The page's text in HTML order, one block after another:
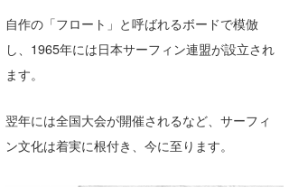
自作の「フロート」と呼ばれるボードで模倣
し、1965年には日本サーフィン連盟が設立され
ます。
翌年には全国大会が開催されるなど、サーフィ
ン文化は着実に根付き、今に至ります。